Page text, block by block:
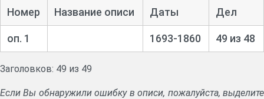
Ф. 650, 18 ед. хр. (1715 – 1848 гг.)
Купчие на имения Полозовых, меновая, запродажная записи,
Номер Название описи Даты Дел
оп. 1 1693-1860 49 из 48
Заголовков: 49 из 49
Если Вы обнаружили ошибку в описи, пожалуйста, выделите